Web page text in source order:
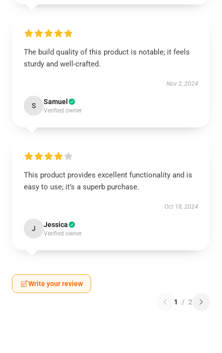
The build quality of this product is notable; it feels
sturdy and well-crafted.
Nov 2, 2024
S Samuel
Verified owner
This product provides excellent functionality and is
easy to use; it’s a superb purchase.
Oct 18, 2024
J Jessica
Verified owner
Write your review
1 / 2